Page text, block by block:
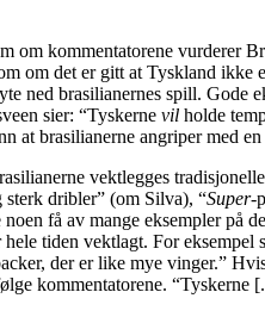
om kommentatorene vurderer
om det er gitt at Tyskland ikke
ned brasilianernes spill. Gode
sier: “Tyskerne vil holde
at brasilianerne angriper med en
vektlegges
dribler” (om Silva), “Super-
noen få av mange eksempler på
tiden vektlagt. For eksempel
der er like mye vinger.”
kommentatorene.